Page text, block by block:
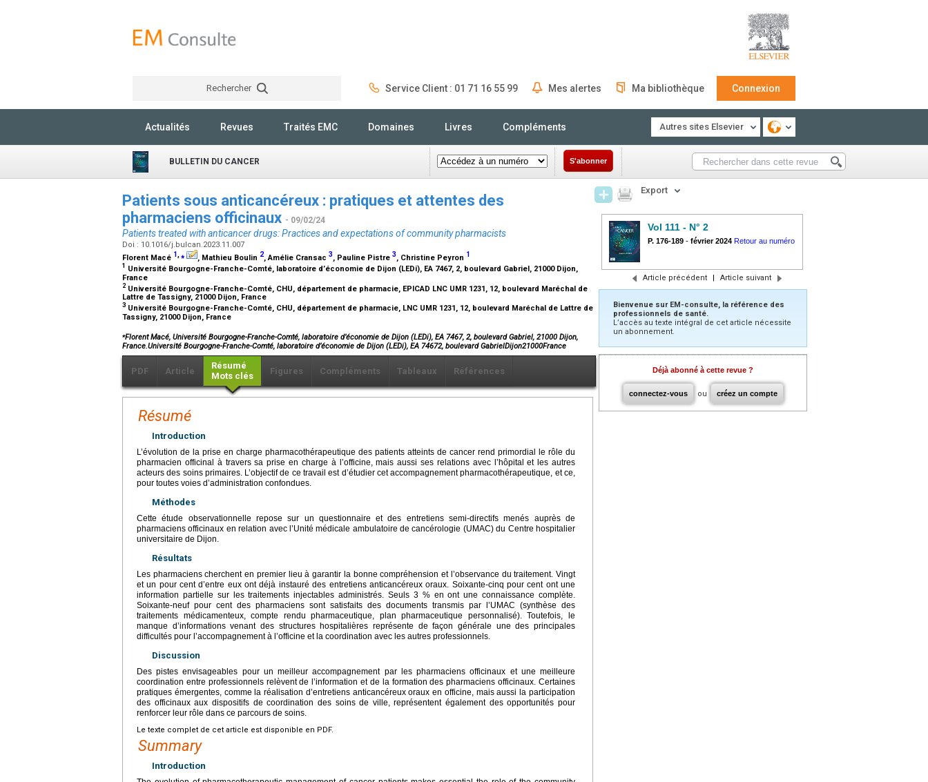
Rechercher Service Client : 01 71 16 55 99 Mes alertes Ma bibliothèque Connexion
Actualités Revues Traités EMC Domaines Livres Compléments Autres sites Elsevier
BULLETIN DU CANCER S'abonner
Patients sous anticancéreux : pratiques et attentes des
pharmaciens officinaux - 09/02/24
Patients treated with anticancer drugs: Practices and expectations of community pharmacists
Doi : 10.1016/j.bulcan.2023.11.007
Florent Macé 1,⁎ , Mathieu Boulin 2, Amélie Cransac 3, Pauline Pistre 3, Christine Peyron 1
1 Université Bourgogne-Franche-Comté, laboratoire d’économie de Dijon (LEDi), EA 7467, 2, boulevard Gabriel, 21000 Dijon,
France
2 Université Bourgogne-Franche-Comté, CHU, département de pharmacie, EPICAD LNC UMR 1231, 12, boulevard Maréchal de
Lattre de Tassigny, 21000 Dijon, France
3 Université Bourgogne-Franche-Comté, CHU, département de pharmacie, LNC UMR 1231, 12, boulevard Maréchal de Lattre de
Tassigny, 21000 Dijon, France
⁎Florent Macé, Université Bourgogne-Franche-Comté, laboratoire d’économie de Dijon (LEDi), EA 7467, 2, boulevard Gabriel, 21000 Dijon,
France.Université Bourgogne-Franche-Comté, laboratoire d’économie de Dijon (LEDi), EA 74672, boulevard GabrielDijon21000France
PDF Article
Résumé
Mots clés
Figures Compléments Tableaux Références
Résumé
Introduction
L’évolution de la prise en charge pharmacothérapeutique des patients atteints de cancer rend primordial le rôle du
pharmacien officinal à travers sa prise en charge à l’officine, mais aussi ses relations avec l’hôpital et les autres
acteurs des soins primaires. L’objectif de ce travail est d’étudier cet accompagnement pharmacothérapeutique, et ce,
pour toutes voies d’administration confondues.
Méthodes
Cette étude observationnelle repose sur un questionnaire et des entretiens semi-directifs menés auprès de
pharmaciens officinaux en relation avec l’Unité médicale ambulatoire de cancérologie (UMAC) du Centre hospitalier
universitaire de Dijon.
Résultats
Les pharmaciens cherchent en premier lieu à garantir la bonne compréhension et l’observance du traitement. Vingt
et un pour cent d’entre eux ont déjà instauré des entretiens anticancéreux oraux. Soixante-cinq pour cent ont une
information partielle sur les traitements injectables administrés. Seuls 3 % en ont une connaissance complète.
Soixante-neuf pour cent des pharmaciens sont satisfaits des documents transmis par l’UMAC (synthèse des
traitements médicamenteux, compte rendu pharmaceutique, plan pharmaceutique personnalisé). Toutefois, le
manque d’informations venant des structures hospitalières représente de façon générale une des principales
difficultés pour l’accompagnement à l’officine et la coordination avec les autres professionnels.
Discussion
Des pistes envisageables pour un meilleur accompagnement par les pharmaciens officinaux et une meilleure
coordination entre professionnels relèvent de l’information et de la formation des pharmaciens officinaux. Certaines
pratiques émergentes, comme la réalisation d’entretiens anticancéreux oraux en officine, mais aussi la participation
des officinaux aux dispositifs de coordination des soins de ville, représentent également des opportunités pour
renforcer leur rôle dans ce parcours de soins.
Le texte complet de cet article est disponible en PDF.
Summary
Introduction
Export
Vol 111 - N° 2
P. 176-189 - février 2024 Retour au numéro
Article précédent | Article suivant
Bienvenue sur EM-consulte, la référence des
professionnels de santé.
L’accès au texte intégral de cet article nécessite
un abonnement.
Déjà abonné à cette revue ?
connectez-vous ou créez un compte